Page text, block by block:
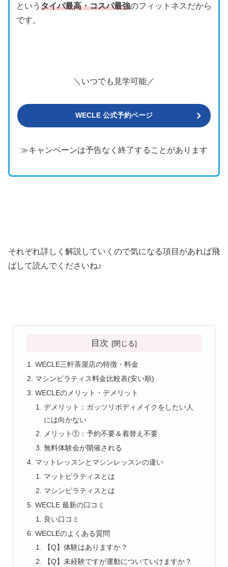
という タイパ最高・コスパ最強のフィットネスだから
です。
＼いつでも見学可能／
WECLE 公式予約ページ
≫キャンペーンは予告なく終了することがあります
それぞれ詳しく解説していくので気になる項目があれば飛
ばして読んでくださいね♪
目次
WECLE三軒茶屋店の特徴・料金
マシンピラティス料金比較表(安い順)
WECLEのメリット・デメリット
デメリット：ガッツリボディメイクをしたい人
には向かない
メリット①：予約不要＆着替え不要
無料体験会が開催される
マットレッスンとマシンレッスンの違い
マットピラティスとは
マシンピラティスとは
WECLE 最新の口コミ
良い口コミ
WECLEのよくある質問
【Q】体験はありますか？
【Q】未経験ですが運動についていけますか？